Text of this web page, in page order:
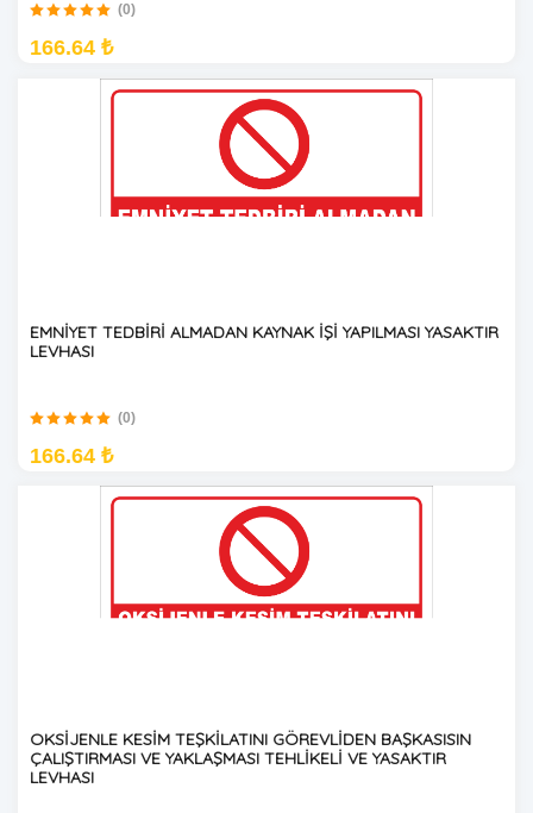
(0)
166.64 ₺
EMNİYET TEDBİRİ ALMADAN KAYNAK İŞİ YAPILMASI YASAKTIR
LEVHASI
(0)
166.64 ₺
OKSİJENLE KESİM TEŞKİLATINI GÖREVLİDEN BAŞKASISIN
ÇALIŞTIRMASI VE YAKLAŞMASI TEHLİKELİ VE YASAKTIR
LEVHASI